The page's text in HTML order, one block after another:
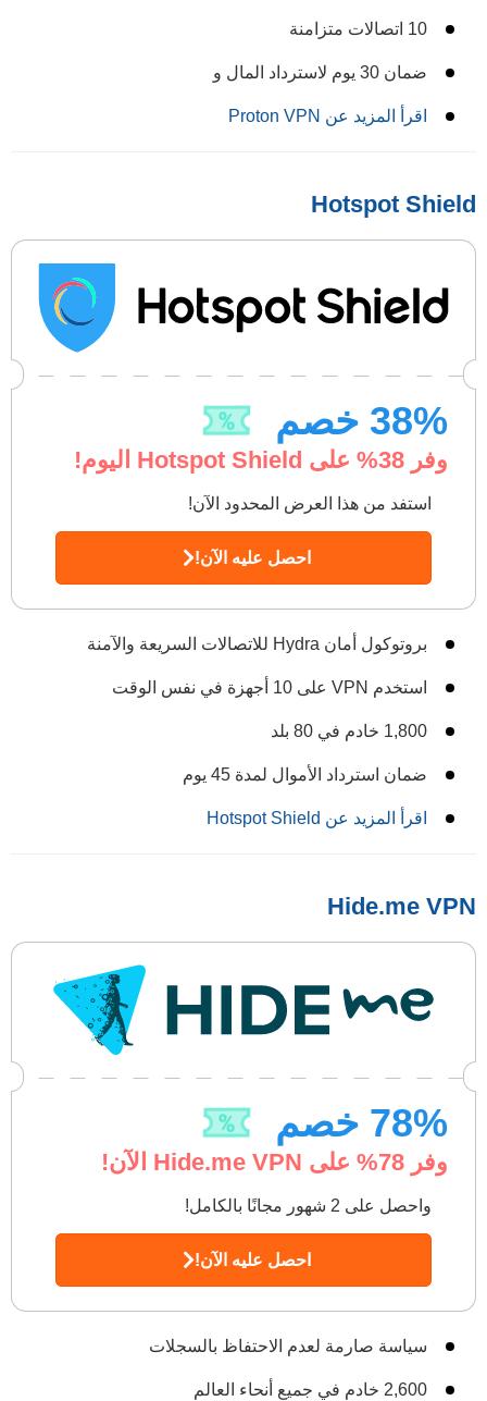
10 اتصالات متزامنة
ضمان 30 يوم لاسترداد المال و
اقرأ المزيد عن Proton VPN
Hotspot Shield
38% خصم
وفر 38% على Hotspot Shield اليوم!
استفد من هذا العرض المحدود الآن!
احصل عليه الآن!
بروتوكول أمان Hydra للاتصالات السريعة والآمنة
استخدم VPN على 10 أجهزة في نفس الوقت
1,800 خادم في 80 بلد
ضمان استرداد الأموال لمدة 45 يوم
اقرأ المزيد عن Hotspot Shield
Hide.me VPN
78% خصم
وفر 78% على Hide.me VPN الآن!
واحصل على 2 شهور مجانًا بالكامل!
احصل عليه الآن!
سياسة صارمة لعدم الاحتفاظ بالسجلات
2,600 خادم في جميع أنحاء العالم